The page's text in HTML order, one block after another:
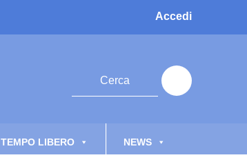
Accedi
TEMPO LIBERO NEWS